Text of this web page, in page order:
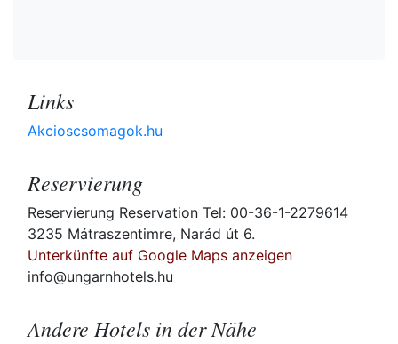
Links
Akcioscsomagok.hu
Reservierung
Reservierung Reservation Tel: 00-36-1-2279614
3235 Mátraszentimre, Narád út 6.
Unterkünfte auf Google Maps anzeigen
info@ungarnhotels.hu
Andere Hotels in der Nähe